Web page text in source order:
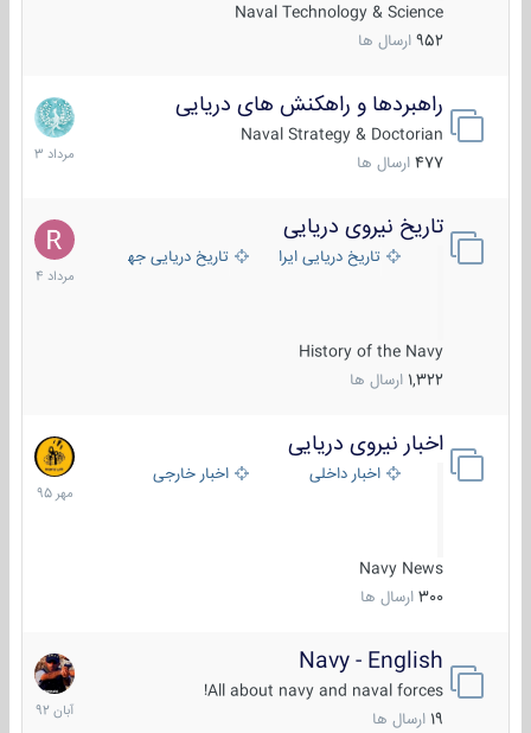
Naval Technology & Science
952 ارسال ها
راهبردها و راهکنش های دریایی
Naval Strategy & Doctorian
477 ارسال ها
2
مرداد
1403
تاریخ نیروی دریایی
تاریخ دریایی ایران تاریخ دریایی جهان
History of the Navy
1,322 ارسال ها
16
مرداد
1404
اخبار نیروی دریایی
اخبار داخلی اخبار خارجی
Navy News
300 ارسال ها
27
مهر
1395
Navy - English
All about navy and naval forces!
ارسال ها
22
آبان
1392